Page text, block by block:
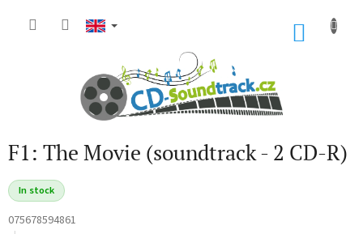
F1: The Movie (soundtrack - 2 CD-R)
In stock
075678594861